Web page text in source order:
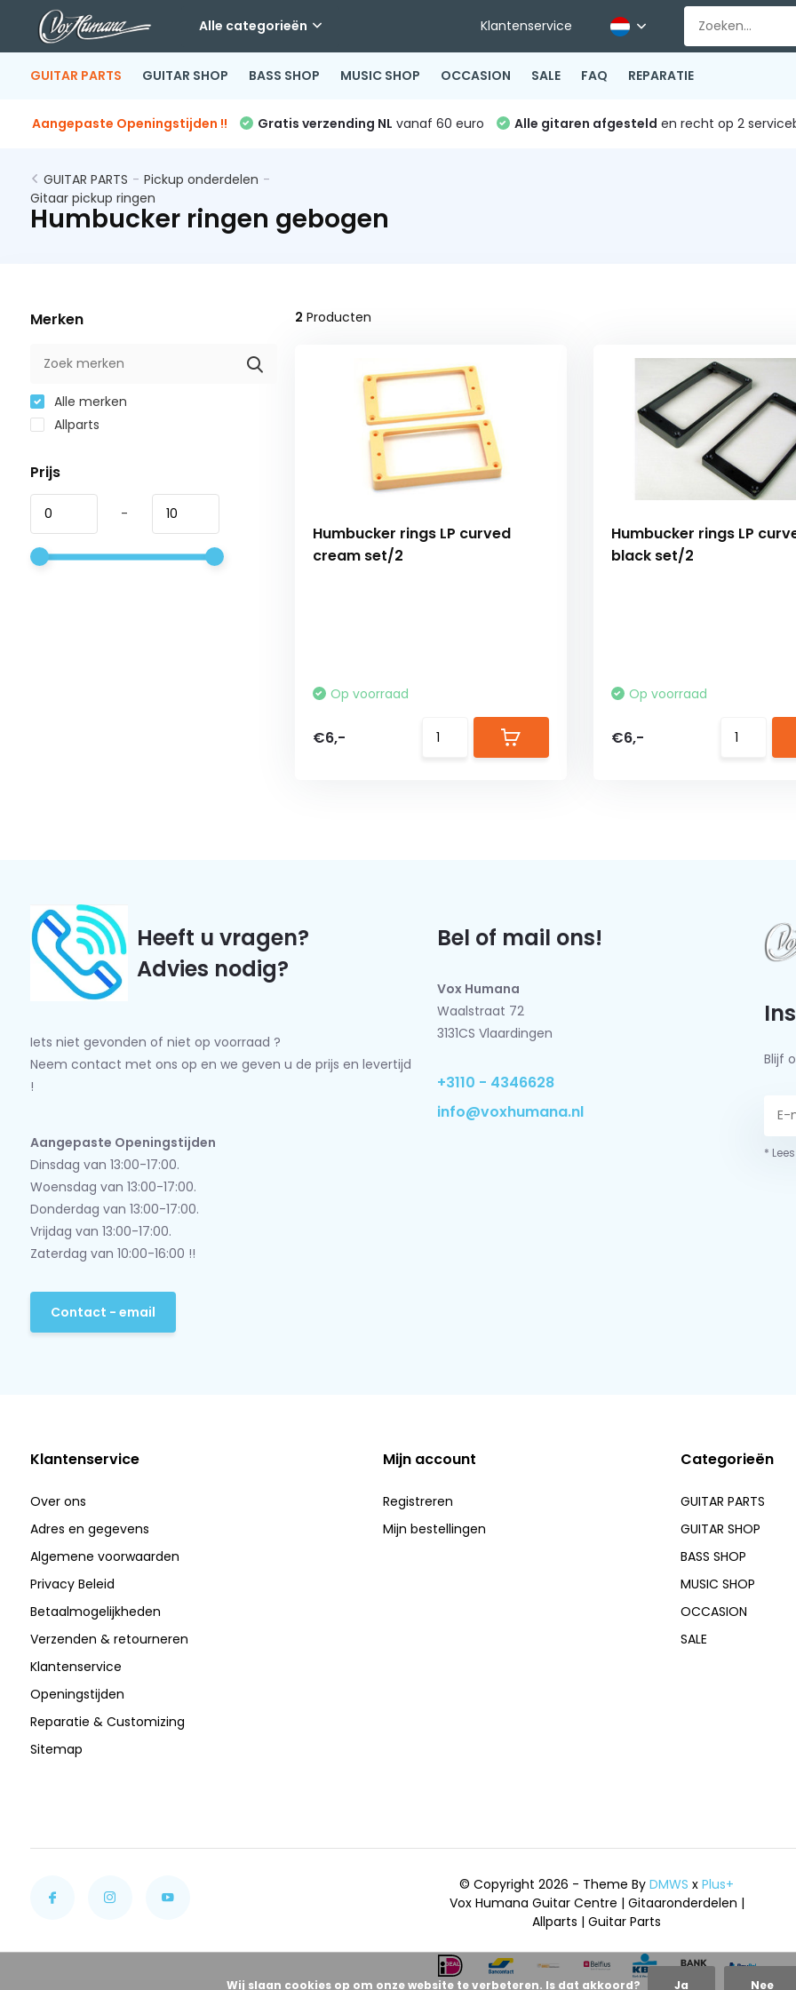
Alle categorieën Klantenservice
GUITAR PARTS GUITAR SHOP BASS SHOP MUSIC SHOP OCCASION SALE FAQ REPARATIE
Aangepaste Openingstijden !! Gratis verzending NL vanaf 60 euro Alle gitaren afgesteld en recht op 2
GUITAR PARTS - Pickup onderdelen -
Gitaar pickup ringen
Humbucker ringen gebogen
Merken
Alle merken
Allparts
Prijs
-
2 Producten
Humbucker rings LP curved
cream set/2
Op voorraad
€6,-
Humbucker rings LP
black set/2
Op voorraad
€6,-
Heeft u vragen?
Advies nodig?
Iets niet gevonden of niet op voorraad ?
Neem contact met ons op en we geven u de prijs en levertijd
!
Aangepaste Openingstijden
Dinsdag van 13:00-17:00.
Woensdag van 13:00-17:00.
Donderdag van 13:00-17:00.
Vrijdag van 13:00-17:00.
Zaterdag van 10:00-16:00 !!
Contact - email
Bel of mail ons!
Vox Humana
Waalstraat 72
3131CS Vlaardingen
+3110 - 4346628
info@voxhumana.nl
Blijf
*
Klantenservice
Over ons
Adres en gegevens
Algemene voorwaarden
Privacy Beleid
Betaalmogelijkheden
Verzenden & retourneren
Klantenservice
Openingstijden
Reparatie & Customizing
Sitemap
Mijn account
Registreren
Mijn bestellingen
Categorieën
GUITAR PARTS
GUITAR SHOP
BASS SHOP
MUSIC SHOP
OCCASION
SALE
© Copyright 2026 - Theme ByDMWS xPlus+
Vox Humana Guitar Centre | Gitaaronderdelen |
Allparts | Guitar Parts
Wij slaan cookies op om onze website te verbeteren. Is dat akkoord? Ja Nee